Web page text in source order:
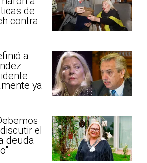
de
contra
a
ya
el
deuda